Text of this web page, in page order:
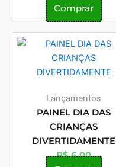
Comprar
Lançamentos
PAINEL DIA DAS
CRIANÇAS
DIVERTIDAMENTE
R$6,00